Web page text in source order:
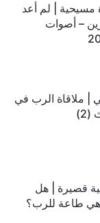
مسيحية | لم أعد
– أصوات
| ملاقاة الرب في
(2)
قصيرة | هل
هي طاعة للرب؟